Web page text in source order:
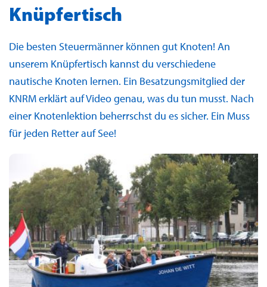
Knüpfertisch
Die besten Steuermänner können gut Knoten! An
unserem Knüpfertisch kannst du verschiedene
nautische Knoten lernen. Ein Besatzungsmitglied der
KNRM erklärt auf Video genau, was du tun musst. Nach
einer Knotenlektion beherrschst du es sicher. Ein Muss
für jeden Retter auf See!